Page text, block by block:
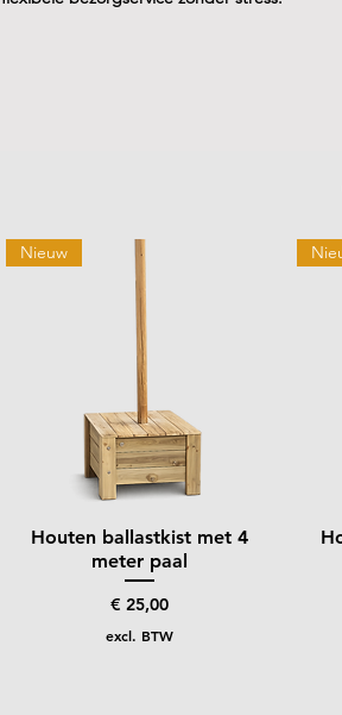
Snel overzicht
Nieuw
Houten ballastkist met 4
meter paal
Prijs
€ 25,00
excl. BTW